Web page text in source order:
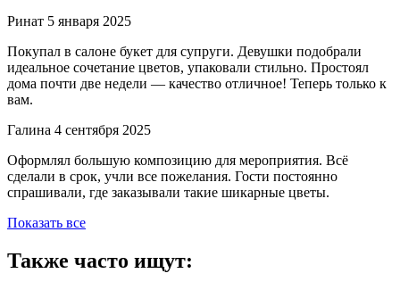
Ринат 5 января 2025
Покупал в салоне букет для супруги. Девушки подобрали
идеальное сочетание цветов, упаковали стильно. Простоял
дома почти две недели — качество отличное! Теперь только к
вам.
Галина 4 сентября 2025
Оформлял большую композицию для мероприятия. Всё
сделали в срок, учли все пожелания. Гости постоянно
спрашивали, где заказывали такие шикарные цветы.
Показать все
Также часто ищут: